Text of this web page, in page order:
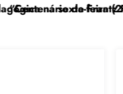
CPERS Sindicato
por uma luta